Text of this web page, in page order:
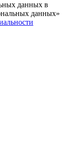
данных в
данных»